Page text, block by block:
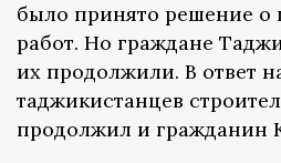
было принято решение о
работ. Но граждане
их продолжили. В ответ
таджикистанцев
продолжил и гражданин